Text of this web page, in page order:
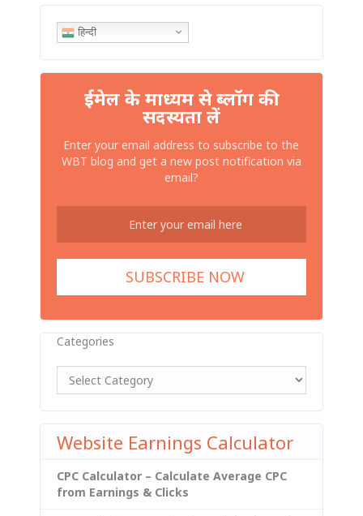
हिन्दी
ईमेल के माध्यम से ब्लॉग की
सदस्यता लें
Enter your email address to subscribe to the
WBT blog and get a new post notification via
email?
Categories
Website Earnings Calculator
CPC Calculator – Calculate Average CPC
from Earnings & Clicks